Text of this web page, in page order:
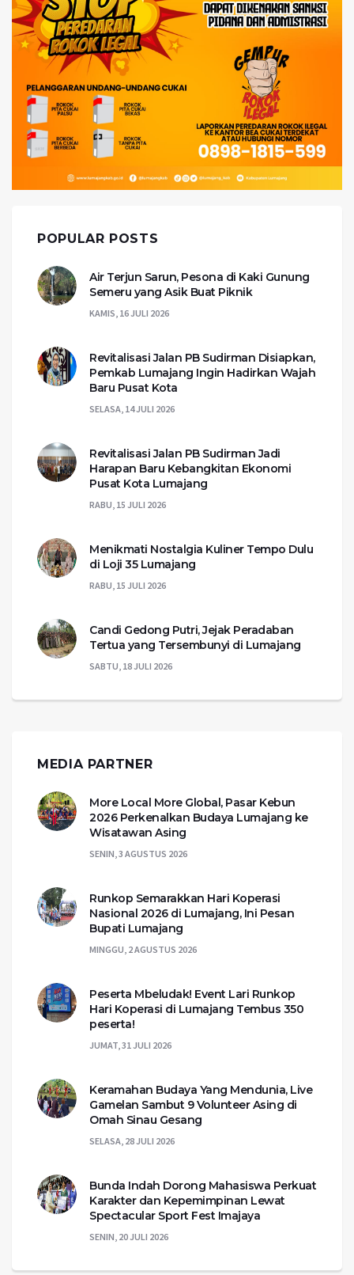
POPULAR POSTS
Air Terjun Sarun, Pesona di Kaki Gunung
Semeru yang Asik Buat Piknik
KAMIS, 16 JULI 2026
Revitalisasi Jalan PB Sudirman Disiapkan,
Pemkab Lumajang Ingin Hadirkan Wajah
Baru Pusat Kota
SELASA, 14 JULI 2026
Revitalisasi Jalan PB Sudirman Jadi
Harapan Baru Kebangkitan Ekonomi
Pusat Kota Lumajang
RABU, 15 JULI 2026
Menikmati Nostalgia Kuliner Tempo Dulu
di Loji 35 Lumajang
RABU, 15 JULI 2026
Candi Gedong Putri, Jejak Peradaban
Tertua yang Tersembunyi di Lumajang
SABTU, 18 JULI 2026
MEDIA PARTNER
More Local More Global, Pasar Kebun
2026 Perkenalkan Budaya Lumajang ke
Wisatawan Asing
SENIN, 3 AGUSTUS 2026
Runkop Semarakkan Hari Koperasi
Nasional 2026 di Lumajang, Ini Pesan
Bupati Lumajang
MINGGU, 2 AGUSTUS 2026
Peserta Mbeludak! Event Lari Runkop
Hari Koperasi di Lumajang Tembus 350
peserta!
JUMAT, 31 JULI 2026
Keramahan Budaya Yang Mendunia, Live
Gamelan Sambut 9 Volunteer Asing di
Omah Sinau Gesang
SELASA, 28 JULI 2026
Bunda Indah Dorong Mahasiswa Perkuat
Karakter dan Kepemimpinan Lewat
Spectacular Sport Fest Imajaya
SENIN, 20 JULI 2026